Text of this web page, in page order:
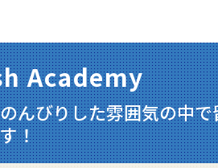
Academy
んびりした雰囲気の中で
！